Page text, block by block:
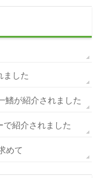
ました
鰭が紹介されました
紹介されました
めて